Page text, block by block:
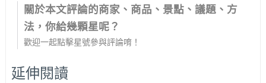
關於本文評論的商家、商品、景點、議題、方
法，你給幾顆星呢？
歡迎一起點擊星號參與評論唷！
延伸閱讀